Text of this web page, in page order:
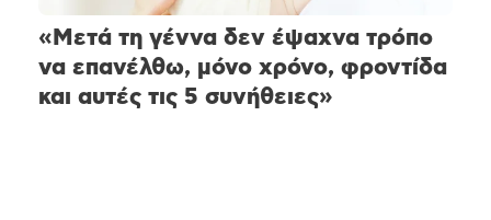
«Μετά τη γέννα δεν έψαχνα τρόπο
να επανέλθω, μόνο χρόνο, φροντίδα
και αυτές τις 5 συνήθειες»